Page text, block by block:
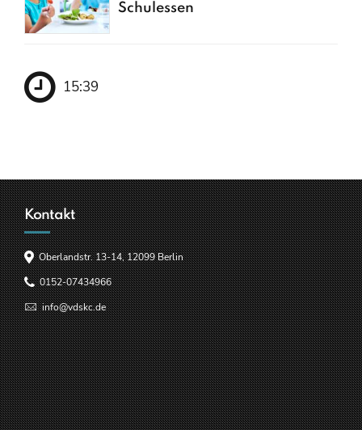
Schulessen
15:39
Kontakt
Oberlandstr. 13-14, 12099 Berlin
0152-07434966
info@vdskc.de